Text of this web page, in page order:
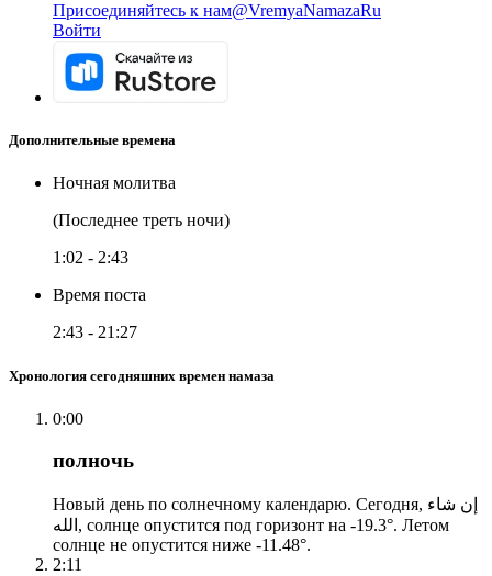
Присоединяйтесь к нам@VremyaNamazaRu
Войти
Дополнительные времена
Ночная молитва
(Последнее треть ночи)
1:02 - 2:43
Время поста
2:43 - 21:27
Хронология сегодняшних времен намаза
0:00
полночь
Новый день по солнечному календарю. Сегодня, إن شاء
الله, солнце опустится под горизонт на -19.3°. Летом
солнце не опустится ниже -11.48°.
2:11